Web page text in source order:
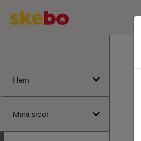
Hem
Mina sidor